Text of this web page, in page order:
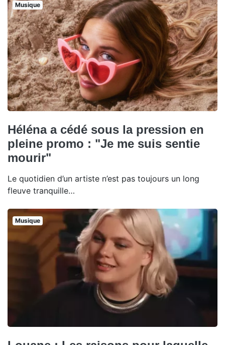
Musique
Héléna a cédé sous la pression en
pleine promo : "Je me suis sentie
mourir"
Le quotidien d’un artiste n’est pas toujours un long
fleuve tranquille…
Musique